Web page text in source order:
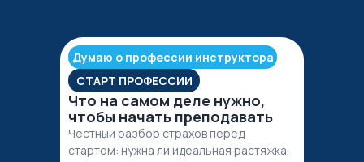
Думаю о профессии инструктора
СТАРТ ПРОФЕССИИ
Что на самом деле нужно,
чтобы начать преподавать
Честный разбор страхов перед
стартом: нужна ли идеальная растяжка,